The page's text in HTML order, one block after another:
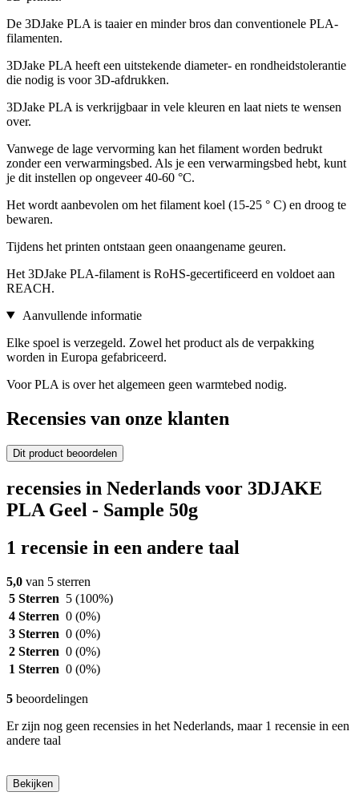
De 3DJake PLA is taaier en minder bros dan conventionele PLA-
filamenten.
3DJake PLA heeft een uitstekende diameter- en rondheidstolerantie
die nodig is voor 3D-afdrukken.
3DJake PLA is verkrijgbaar in vele kleuren en laat niets te wensen
over.
Vanwege de lage vervorming kan het filament worden bedrukt
zonder een verwarmingsbed. Als je een verwarmingsbed hebt, kunt
je dit instellen op ongeveer 40-60 °C.
Het wordt aanbevolen om het filament koel (15-25 ° C) en droog te
bewaren.
Tijdens het printen ontstaan geen onaangename geuren.
Het 3DJake PLA-filament is RoHS-gecertificeerd en voldoet aan
REACH.
Aanvullende informatie
Elke spoel is verzegeld. Zowel het product als de verpakking
worden in Europa gefabriceerd.
Voor PLA is over het algemeen geen warmtebed nodig.
Recensies van onze klanten
Dit product beoordelen
recensies in Nederlands voor 3DJAKE
PLA Geel - Sample 50g
1 recensie in een andere taal
5,0 van 5 sterren
5 Sterren 5 (100%)
4 Sterren 0 (0%)
3 Sterren 0 (0%)
2 Sterren 0 (0%)
1 Sterren 0 (0%)
5 beoordelingen
Er zijn nog geen recensies in het Nederlands, maar 1 recensie in een
andere taal
Bekijken